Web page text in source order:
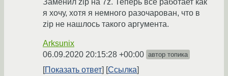
Заменил zip на 7z. Теперь всё работает как
я хочу, хотя я немного разочарован, что в
zip не нашлось такого аргумента.
Arksunix
06.09.2020 20:15:28 +00:00 автор топика
Показать ответ Ссылка